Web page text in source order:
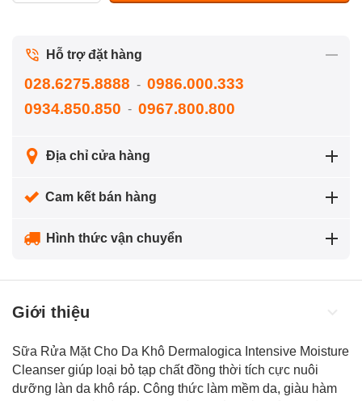
Hỗ trợ đặt hàng
028.6275.8888 - 0986.000.333
0934.850.850 - 0967.800.800
Địa chỉ cửa hàng
Cam kết bán hàng
Hình thức vận chuyển
Giới thiệu
Sữa Rửa Mặt Cho Da Khô Dermalogica Intensive Moisture
Cleanser giúp loại bỏ tạp chất đồng thời tích cực nuôi
dưỡng làn da khô ráp. Công thức làm mềm da, giàu hàm